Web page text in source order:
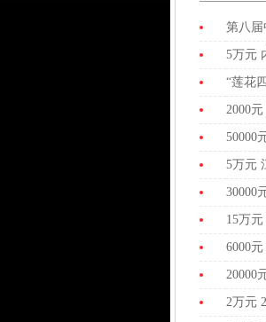
第八届
5万元
“莲花
2000
50000
5万元
30000
15万
6000
20000
2万元